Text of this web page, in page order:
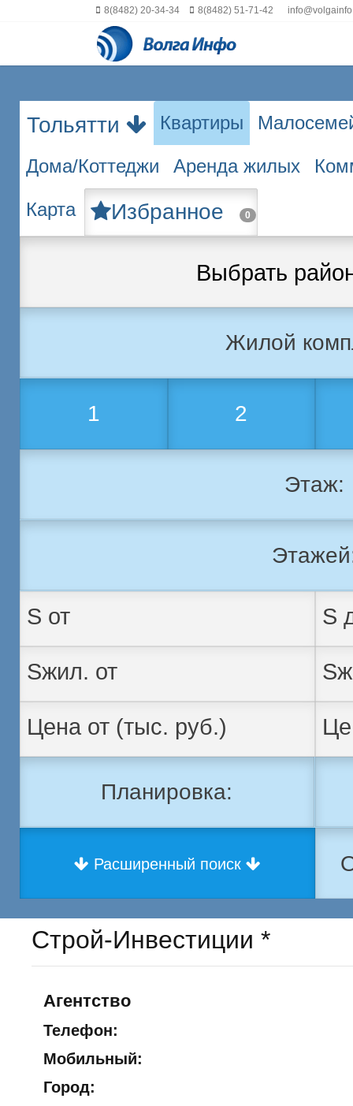
8(8482) 20-34-34 8(8482) 51-71-42
Тольятти Квартиры
Дома/Коттеджи Аренда жилых
Карта Избранное 0
Выбрать
Жилой
1 2
Этаж:
Планировка:
Расширенный поиск
Строй-Инвестиции *
Агентство
Телефон:
Мобильный:
Город: